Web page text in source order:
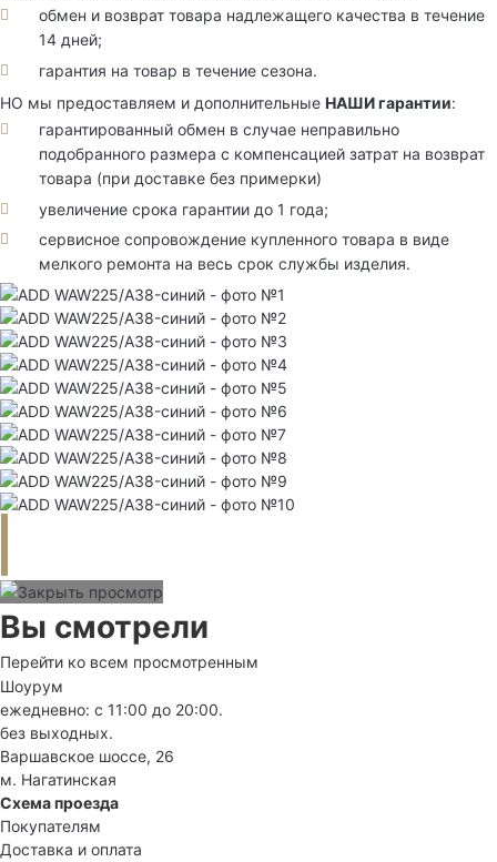
обмен и возврат товара надлежащего качества в течение
14 дней;
гарантия на товар в течение сезона.
НО мы предоставляем и дополнительные НАШИ гарантии:
гарантированный обмен в случае неправильно
подобранного размера с компенсацией затрат на возврат
товара (при доставке без примерки)
увеличение срока гарантии до 1 года;
сервисное сопровождение купленного товара в виде
мелкого ремонта на весь срок службы изделия.
Вы смотрели
Перейти ко всем просмотренным
Шоурум
ежедневно: с 11:00 до 20:00.
без выходных.
Варшавское шоссе, 26
м. Нагатинская
Схема проезда
Покупателям
Доставка и оплата